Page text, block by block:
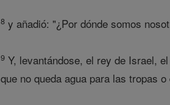
8 y añadió: "¿Por dónde somos
9 Y, levantándose, el rey de Israel,
que no queda agua para las tropas